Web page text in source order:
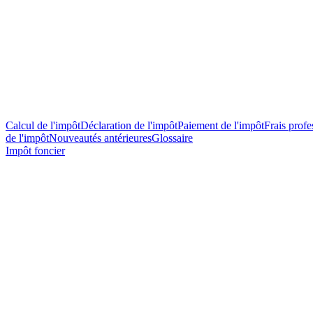
Calcul de l'impôtDéclaration de l'impôtPaiement de l'impôtFrais
de l'impôtNouveautés antérieuresGlossaire
Impôt foncier